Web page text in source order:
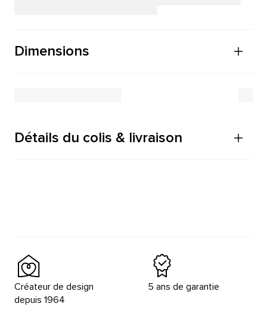
Dimensions
Détails du colis & livraison
Créateur de design
depuis 1964
5 ans de garantie